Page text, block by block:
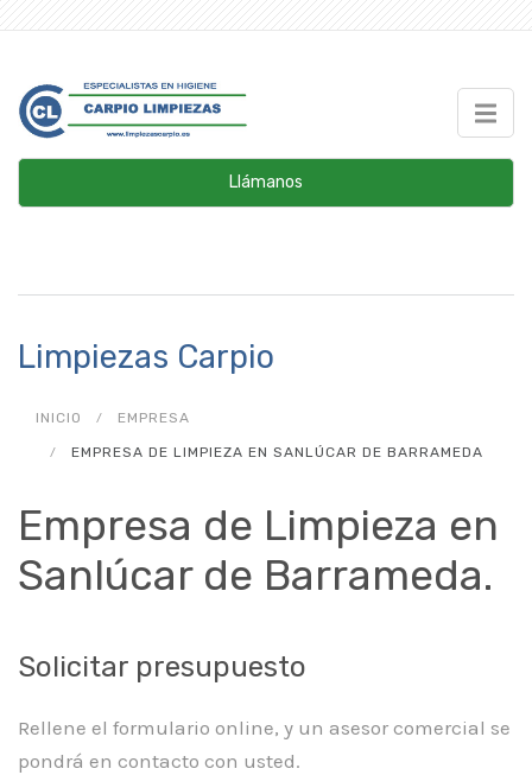
Llámanos
Limpiezas Carpio
INICIO EMPRESA
EMPRESA DE LIMPIEZA EN SANLÚCAR DE BARRAMEDA
Empresa de Limpieza en
Sanlúcar de Barrameda.
Solicitar presupuesto
Rellene el formulario online, y un asesor comercial se
pondrá en contacto con usted.